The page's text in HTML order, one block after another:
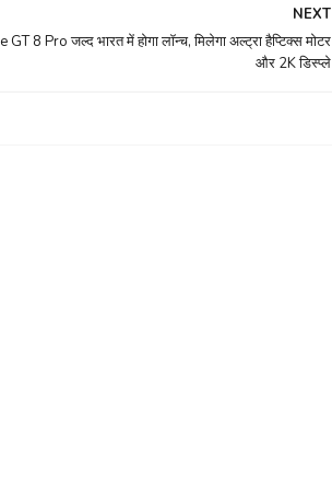
NEXT
GT 8 Pro जल्द भारत में होगा लॉन्च, मिलेगा अल्ट्रा हैप्टिक्स मोटर
और 2K डिस्प्ले